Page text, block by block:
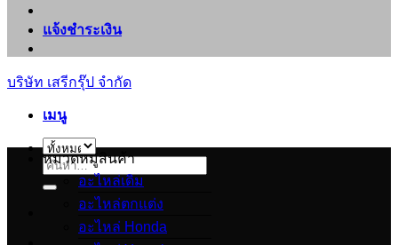
แจ้งชำระเงิน
บริษัท เสรีกรุ๊ป จำกัด
เมนู
ค้นหา:
หมวดหมู่สินค้า
อะไหล่เดิม
อะไหล่ตกแต่ง
อะไหล่ Honda